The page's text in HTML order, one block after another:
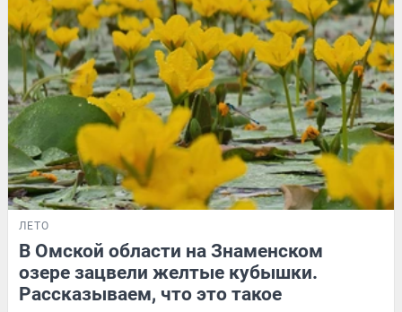
ЛЕТО
В Омской области на Знаменском
озере зацвели желтые кубышки.
Рассказываем, что это такое